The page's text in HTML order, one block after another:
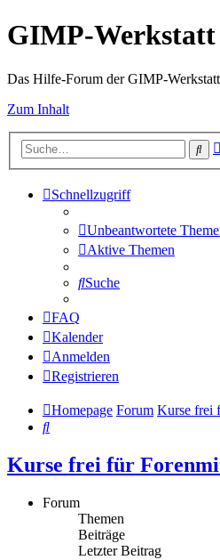
GIMP-Werkstatt
Das Hilfe-Forum der GIMP-Werkstatt
Zum Inhalt
Schnellzugriff
Unbeantwortete
Aktive Themen
Suche
FAQ
Kalender
Anmelden
Registrieren
Homepage Forum Kurse frei
Suche
Kurse frei für
Forum
Themen
Beiträge
Letzter Beitrag